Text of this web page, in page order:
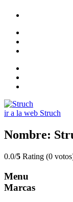
ir a la web Struch
Nombre:
0.0/5 Rating (0
Menu
Marcas